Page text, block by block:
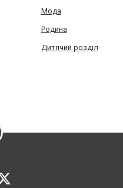
Мода
Родина
Дитячий розділ